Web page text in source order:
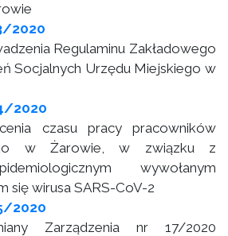
2020
Regulaminu Zakładowego
Socjalnych Urzędu Miejskiego w
2020
czasu pracy pracowników
w Żarowie, w związku z
wywołanym
się wirusa SARS-CoV-2
2020
Zarządzenia nr 17/2020